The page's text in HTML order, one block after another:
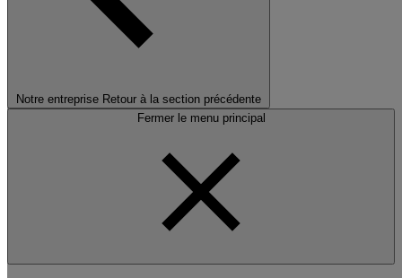
Notre entreprise Retour à la section précédente
Fermer le menu principal